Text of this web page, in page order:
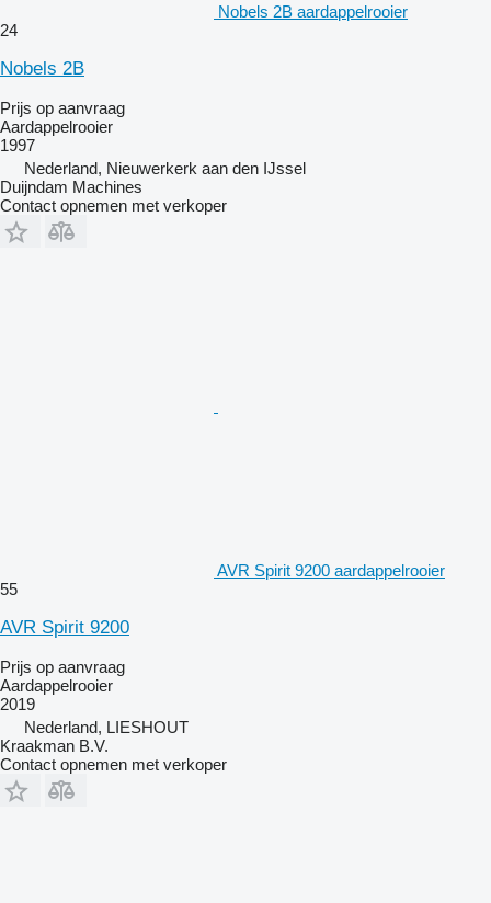
Nobels 2B aardappelrooier
24
Nobels 2B
Prijs op aanvraag
Aardappelrooier
1997
Nederland, Nieuwerkerk aan den IJssel
Duijndam Machines
Contact opnemen met verkoper
AVR Spirit 9200 aardappelrooier
55
AVR Spirit 9200
Prijs op aanvraag
Aardappelrooier
2019
Nederland, LIESHOUT
Kraakman B.V.
Contact opnemen met verkoper